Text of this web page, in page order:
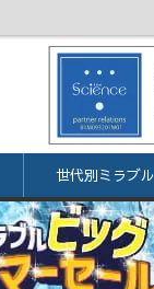
世代別ミラブル